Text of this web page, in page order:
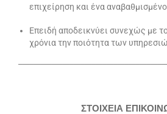
επιχείρηση και ένα
Επειδή αποδεικνύει συνεχώς με
χρόνια την ποιότητα των
ΣΤΟΙΧΕΙΑ